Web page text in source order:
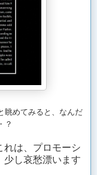
眺めてみると、なんだ
？
れは、プロモーシ
少し哀愁漂います